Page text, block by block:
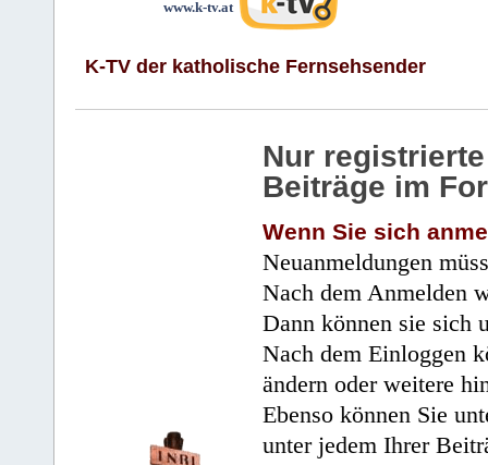
www.k-tv.at
K-TV der katholische Fernsehsender
Nur
Beiträge im
Wenn Sie sich
Neuanmeldungen
Nach dem Anmelden
Dann können sie sich
Nach dem Einloggen
ändern oder weitere
Ebenso können Sie
unter jedem Ihrer